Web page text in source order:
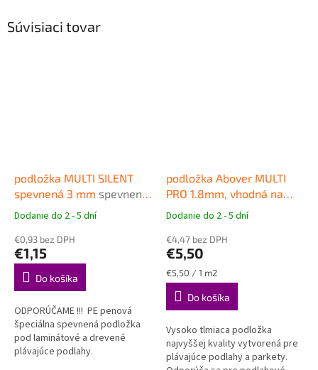
Súvisiaci tovar
podložka MULTI SILENT
spevnená 3 mm spevnená
podložka pod plávajúce
Priemerné
produktu
je
4,7
hviezdičiek.
Dodanie do 2 - 5 dní
€0,93 bez DPH
€1,15
Do košíka
ODPORÚČAME !!! PE penová
špeciálna spevnená podložka
pod laminátové a drevené
plávajúce podlahy.
podložka Abover MULTI
PRO 1.8mm, vhodná na
podlahové vykurovanie
pod plávajúce podlahy
Priemerné
produktu
je
5,0
z
hviezdičiek.
Dodanie do 2 - 5 dní
€4,47 bez DPH
€5,50
Jednotková
cena:
€5,50 / 1 m2
Do košíka
Vysoko tlmiaca podložka
najvyššej kvality vytvorená pre
plávajúce podlahy a parkety.